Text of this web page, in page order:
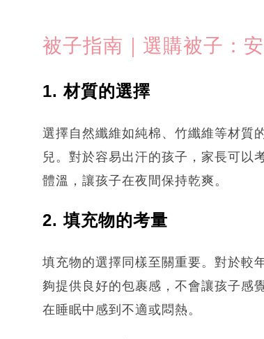
被子指南｜選購被子：
1. 材質的選擇
選擇自然纖維如純棉、竹纖維等材質
兒。對於容易出汗的孩子，家長可以
體溫，讓孩子在夜間保持乾爽。
2. 填充物的考量
填充物的選擇同樣至關重要。對於較
夠提供良好的包裹感，不會讓孩子感
在睡眠中感到不適或悶熱。